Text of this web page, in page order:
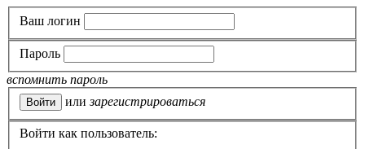
Ваш логин
Пароль
вспомнить пароль
или зарегистрироваться
Войти как пользователь: